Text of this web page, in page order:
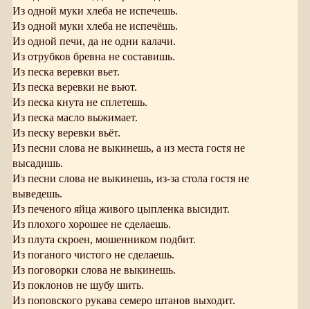
Из одной муки хлеба не испечешь.
Из одной муки хлеба не испечёшь.
Из одной печи, да не одни калачи.
Из отрубков бревна не составишь.
Из песка веревки вьет.
Из песка веревки не вьют.
Из песка кнута не сплетешь.
Из песка масло выжимает.
Из песку веревки вьёт.
Из песни слова не выкинешь, а из места гостя не
высадишь.
Из песни слова не выкинешь, из-за стола гостя не
выведешь.
Из печеного яйца живого цыпленка высидит.
Из плохого хорошее не сделаешь.
Из плута скроен, мошенником подбит.
Из поганого чистого не сделаешь.
Из поговорки слова не выкинешь.
Из поклонов не шубу шить.
Из поповского рукава семеро штанов выходит.